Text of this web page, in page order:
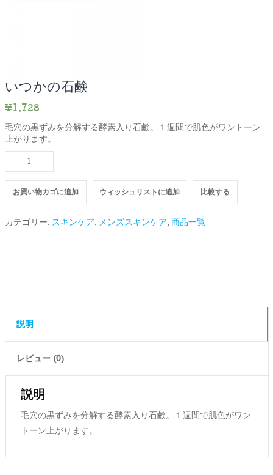
いつかの石鹸
¥1,728
毛穴の黒ずみを分解する酵素入り石鹸。１週間で肌色がワントーン
上がります。
か
石
個
お買い物カゴに追加 ウィッシュリストに追加 比較する
カテゴリー: スキンケア, メンズスキンケア, 商品一覧
説明
レビュー (0)
説明
毛穴の黒ずみを分解する酵素入り石鹸。１週間で肌色がワン
トーン上がります。